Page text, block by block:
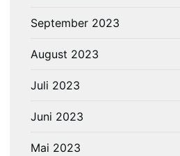
September 2023
August 2023
Juli 2023
Juni 2023
Mai 2023